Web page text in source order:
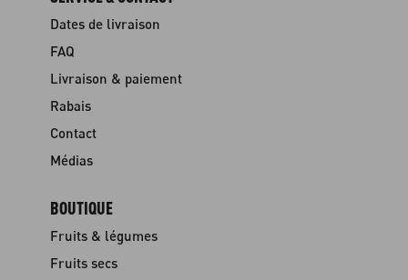
Dates de livraison
FAQ
Livraison & paiement
Rabais
Contact
Médias
BOUTIQUE
Fruits & légumes
Fruits secs